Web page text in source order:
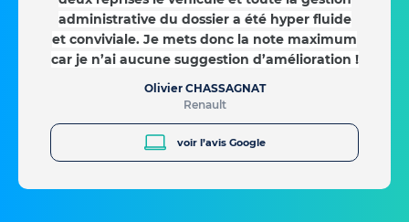
administrative du dossier a été hyper fluide
et conviviale. Je mets donc la note maximum
car je n’ai aucune suggestion d’amélioration !
Olivier CHASSAGNAT
Renault
voir l’avis Google